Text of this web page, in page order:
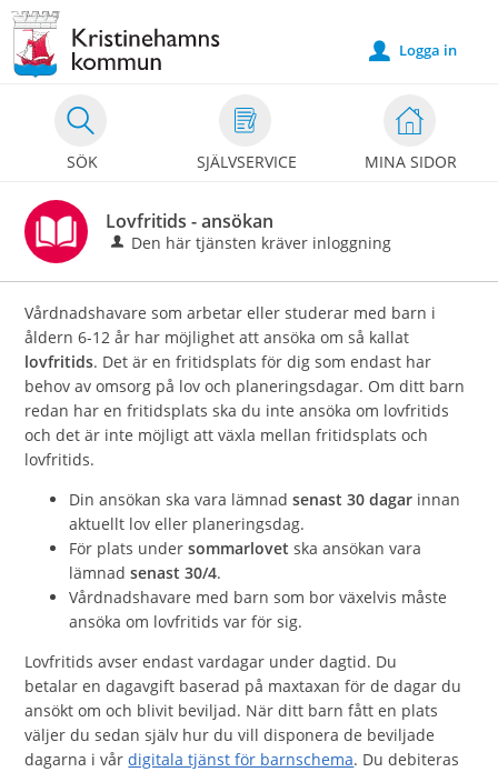
Välkommen
till
e-
tjänster
Kristinehamns
kommun
SÖK SJÄLVSERVICE MINA SIDOR
u Logga in
Lovfritids - ansökan
Den här tjänsten kräver inloggning
Vårdnadshavare som arbetar eller studerar med barn i
åldern 6-12 år har möjlighet att ansöka om så kallat
lovfritids. Det är en fritidsplats för dig som endast har
behov av omsorg på lov och planeringsdagar. Om ditt barn
redan har en fritidsplats ska du inte ansöka om lovfritids
och det är inte möjligt att växla mellan fritidsplats och
lovfritids.
Din ansökan ska vara lämnadsenast 30 dagar innan
aktuellt lov eller planeringsdag.
För plats undersommarlovet ska ansökan vara
lämnadsenast 30/4.
Vårdnadshavare med barn som bor växelvis måste
ansöka om lovfritids var för sig.
Lovfritids avser endast vardagar under dagtid. Du
betalar en dagavgift baserad på maxtaxan för de dagar du
ansökt om och blivit beviljad. När ditt barn fått en plats
väljer du sedan själv hur du vill disponera de beviljade
dagarna i vårdigitala tjänst för barnschema. Du debiteras